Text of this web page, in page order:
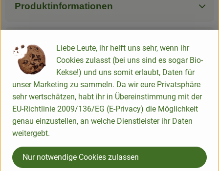
Produktinformationen
Zutaten
Nährwert-Info
Produktdatenblatt
Herkunft
Liebe Leute, ihr helft uns sehr, wenn ihr
Cookies zulasst (bei uns sind es sogar Bio-
Kekse!) und uns somit erlaubt, Daten für
unser Marketing zu sammeln. Da wir eure Privatsphäre
sehr wertschätzen, habt ihr in Übereinstimmung mit der
EU-Richtlinie 2009/136/EG (E-Privacy) die Möglichkeit
genau einzustellen, an welche Dienstleister ihr Daten
weitergebt.
Nur notwendige Cookies zulassen